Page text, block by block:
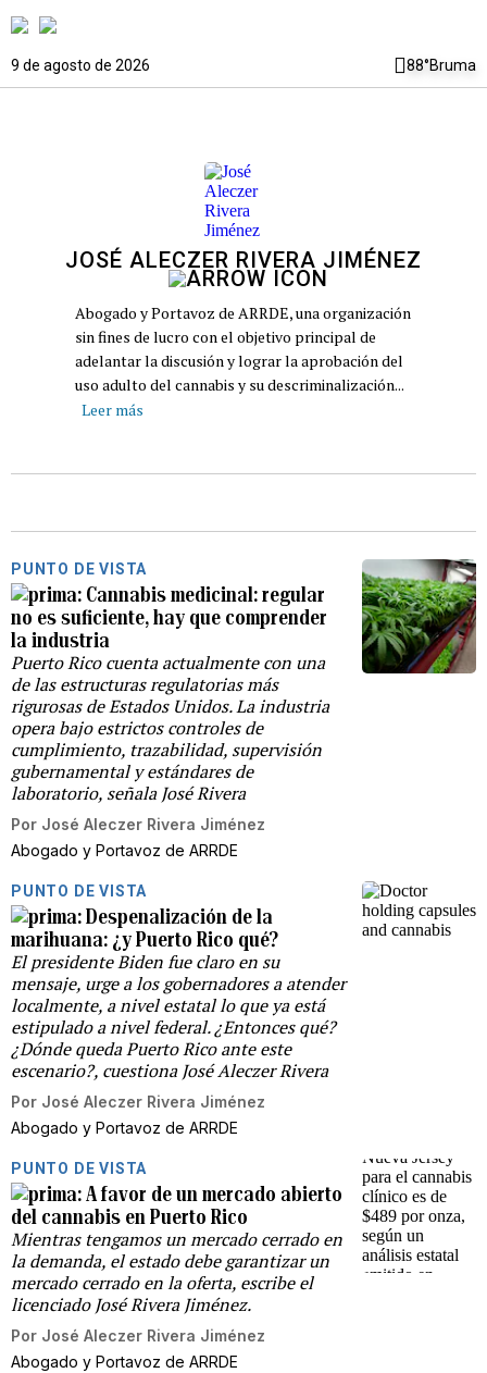
9 de agosto de 2026 88°Bruma
JOSÉ ALECZER RIVERA JIMÉNEZ
Abogado y Portavoz de ARRDE, una organización
sin fines de lucro con el objetivo principal de
adelantar la discusión y lograr la aprobación del
uso adulto del cannabis y su descriminalización...
Leer más
PUNTO DE VISTA
Cannabis medicinal: regular
no es suficiente, hay que comprender
la industria
Puerto Rico cuenta actualmente con una
de las estructuras regulatorias más
rigurosas de Estados Unidos. La industria
opera bajo estrictos controles de
cumplimiento, trazabilidad, supervisión
gubernamental y estándares de
laboratorio, señala José Rivera
Por José Aleczer Rivera Jiménez
Abogado y Portavoz de ARRDE
PUNTO DE VISTA
Despenalización de la
marihuana: ¿y Puerto Rico qué?
El presidente Biden fue claro en su
mensaje, urge a los gobernadores a atender
localmente, a nivel estatal lo que ya está
estipulado a nivel federal. ¿Entonces qué?
¿Dónde queda Puerto Rico ante este
escenario?, cuestiona José Aleczer Rivera
Por José Aleczer Rivera Jiménez
Abogado y Portavoz de ARRDE
PUNTO DE VISTA
A favor de un mercado abierto
del cannabis en Puerto Rico
Mientras tengamos un mercado cerrado en
la demanda, el estado debe garantizar un
mercado cerrado en la oferta, escribe el
licenciado José Rivera Jiménez.
Por José Aleczer Rivera Jiménez
Abogado y Portavoz de ARRDE